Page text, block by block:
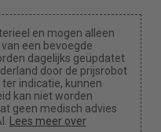
en mogen alleen
een bevoegde
dagelijks geüpdatet
door de prijsrobot
indicatie, kunnen
kan niet worden
geen medisch advies
Lees meer over